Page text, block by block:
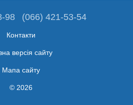
98 (066) 421-53-54
Контакти
версія сайту
Мапа сайту
© 2026